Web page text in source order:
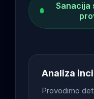
Sanacija
Analiza
Provodimo